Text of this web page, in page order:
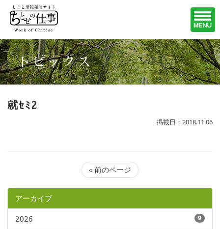
トピックス
就ｾﾐ2
掲載日：2018.11.06
« 前のページ
アーカイブ
2026 9